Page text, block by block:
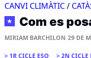
CANVI CLIMÀTIC/
★ Com es
MIRIAM BARCHILON 29 DE
1R CICLE ESO 2N CICLE